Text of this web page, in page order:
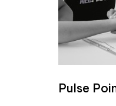
Pulse